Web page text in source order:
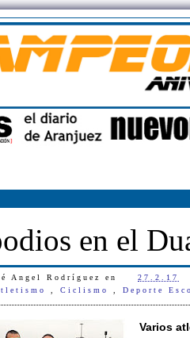
en el
Angel Rodríguez en 27.2.17
Ciclismo Deporte
Varios